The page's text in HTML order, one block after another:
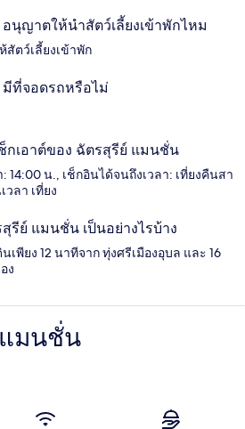
นุญาตให้นำสัตว์เลี้ยงเข้าพักไหม
ตว์เลี้ยงเข้าพัก
ที่จอดรถหรือไม่
กเอาต์ของ ฉัตรสุรีย์ แมนชั่น
14:00 น., เช็กอินได้จนถึงเวลา: เที่ยงคืนสา
วลา เที่ยง
รีย์ แมนชั่น เป็นอย่างไรบ้าง
พียง 12 นาทีจาก ทุ่งศรีเมืองอุบล และ 16
ง
มนชั่น